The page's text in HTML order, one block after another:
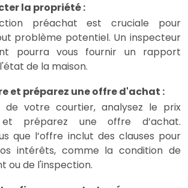
la propriété :
préachat est cruciale pour
problème potentiel. Un inspecteur
pourra vous fournir un rapport
de la maison.
et préparez une offre d'achat :
de votre courtier, analysez le prix
et préparez une offre d’achat.
que l’offre inclut des clauses pour
intérêts, comme la condition de
ou de l'inspection.